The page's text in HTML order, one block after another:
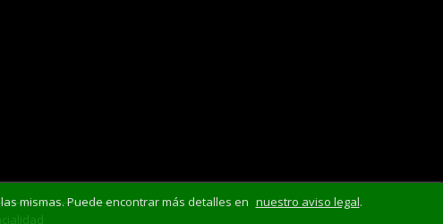
mismas. Puede encontrar más detalles en nuestro aviso legal.